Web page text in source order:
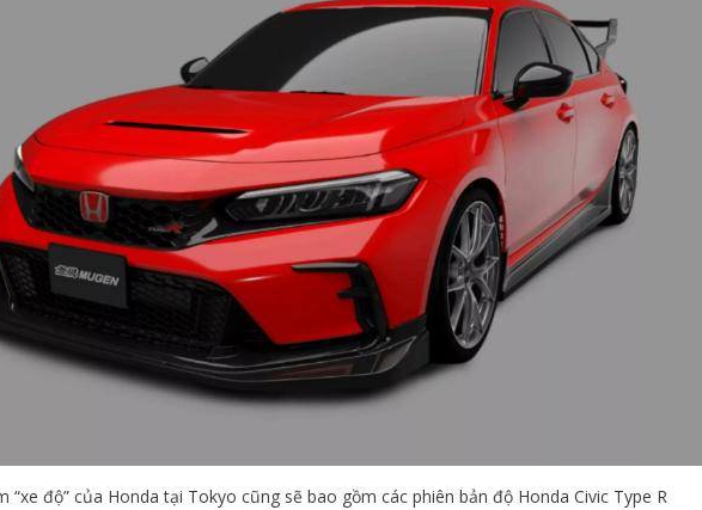
“xe độ” của Honda tại Tokyo cũng sẽ bao gồm các phiên bản độ Honda Civic Type R